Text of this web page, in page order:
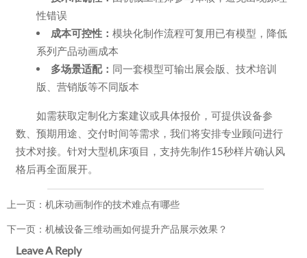
性错误
成本可控性： 模块化制作流程可复用已有模型，降低
系列产品动画成本
多场景适配： 同一套模型可输出展会版、技术培训
版、营销版等不同版本
如需获取定制化方案建议或具体报价，可提供设备参
数、预期用途、交付时间等需求，我们将安排专业顾问进行
技术对接。针对大型机床项目，支持先制作15秒样片确认风
格后再全面展开。
上一页： 机床动画制作的技术难点有哪些
下一页： 机械设备三维动画如何提升产品展示效果？
Leave A Reply